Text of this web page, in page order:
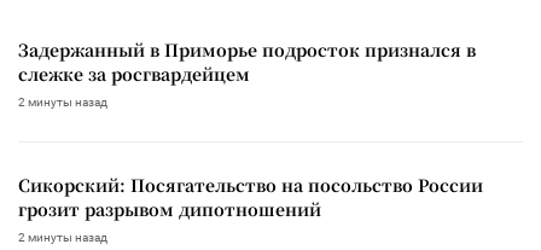
Задержанный в Приморье подросток признался в
слежке за росгвардейцем
2 минуты назад
Сикорский: Посягательство на посольство России
грозит разрывом дипотношений
2 минуты назад